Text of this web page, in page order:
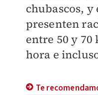
chubascos, y
presenten
entre 50 y
hora e
Te